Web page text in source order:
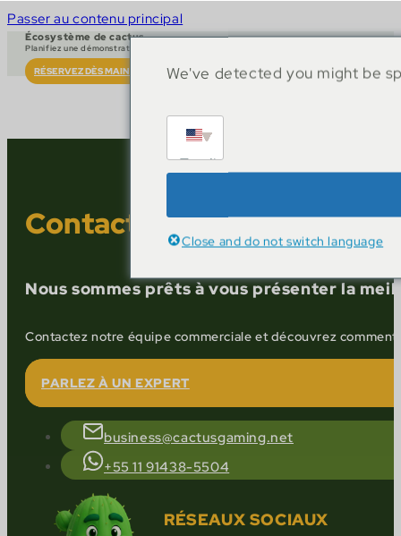
Passer au contenu principal
Écosystème de cactus
Planifiez une démonstration en direct
RÉSERVEZ DÈS MAINTENANT
Contact
Nous sommes prêts à vous présenter la
Contactez notre équipe commerciale et découvrez
PARLEZ À UN EXPERT
business@cactusgaming.net
+55 11 91438-5504
RÉSEAUX SOCIAUX
We've detected you might be
English
Close and do not switch language